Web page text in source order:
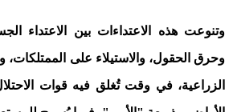
وتنوعت هذه الاعتداءات بين الاعتداء
وحرق الحقول، والاستيلاء على الممتلكات،
الزراعية، في وقت تُغلق فيه قوات